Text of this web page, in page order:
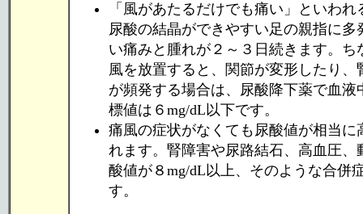
「風があたるだけでも痛い」といわ
尿酸の結晶ができやすい足の親指に
い痛みと腫れが２～３日続きます。
風を放置すると、関節が変形したり
が頻発する場合は、尿酸降下薬で血
標値は６mg/dL以下です。
痛風の症状がなくても尿酸値が相当
れます。腎障害や尿路結石、高血圧
酸値が８mg/dL以上、そのような合併
す。